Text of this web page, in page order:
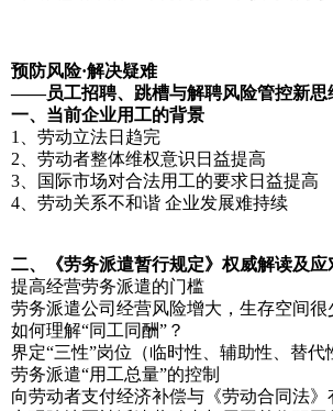
预防风险·解决疑难
——员工招聘、跳槽与解聘风险管控新思
一、当前企业用工的背景
1、劳动立法日趋完
2、劳动者整体维权意识日益提高
3、国际市场对合法用工的要求日益提高
4、劳动关系不和谐 企业发展难持续
二、《劳务派遣暂行规定》权威解读及应
提高经营劳务派遣的门槛
劳务派遣公司经营风险增大，生存空间很
如何理解“同工同酬”？
界定“三性”岗位（临时性、辅助性、替代
劳务派遣“用工总量”的控制
向劳动者支付经济补偿与《劳动合同法》